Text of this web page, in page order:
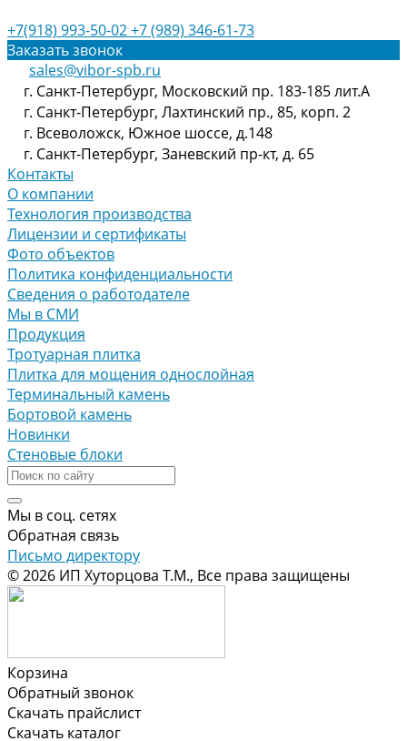
+7(918) 993-50-02+7 (989) 346-61-73
Заказать звонок
sales@vibor-spb.ru
г. Санкт-Петербург, Московский пр. 183-185 лит.А
г. Санкт-Петербург, Лахтинский пр., 85, корп. 2
г. Всеволожск, Южное шоссе, д.148
г. Санкт-Петербург, Заневский пр-кт, д. 65
Контакты
О компании
Технология производства
Лицензии и сертификаты
Фото объектов
Политика конфиденциальности
Сведения о работодателе
Мы в СМИ
Продукция
Тротуарная плитка
Плитка для мощения однослойная
Терминальный камень
Бортовой камень
Новинки
Стеновые блоки
Мы в соц. сетях
Обратная связь
Письмо директору
© 2026 ИП Хуторцова Т.М., Все права защищены
Корзина
Обратный звонок
Скачать прайслист
Скачать каталог